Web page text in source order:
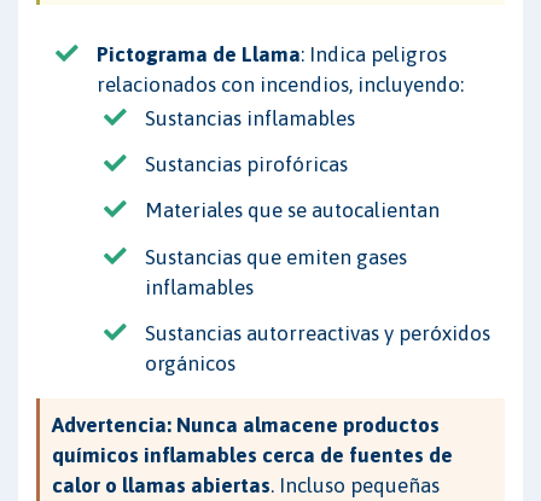
Pictograma de Llama: Indica peligros
relacionados con incendios, incluyendo:
Sustancias inflamables
Sustancias pirofóricas
Materiales que se autocalientan
Sustancias que emiten gases
inflamables
Sustancias autorreactivas y peróxidos
orgánicos
Advertencia: Nunca almacene productos
químicos inflamables cerca de fuentes de
calor o llamas abiertas. Incluso pequeñas